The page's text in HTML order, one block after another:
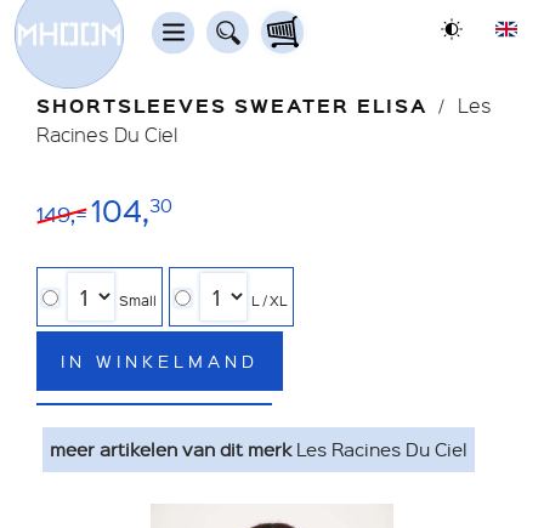
SHORTSLEEVES SWEATER ELISA
Les
Racines Du Ciel
149,=104,30
Small L / XL
IN WINKELMAND
meer artikelen van dit merkLes Racines Du Ciel